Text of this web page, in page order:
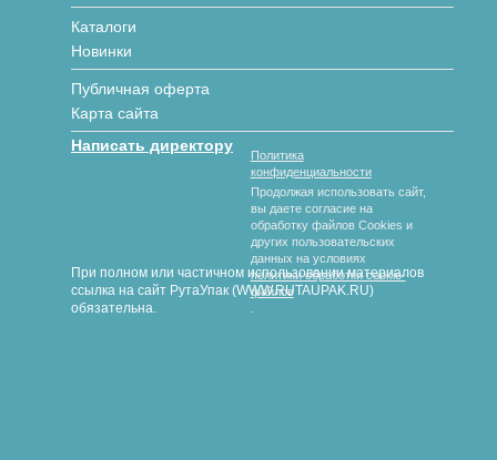
Каталоги
Новинки
Публичная оферта
Карта сайта
Написать директору
При полном или частичном использовании материалов
ссылка на сайт РутаУпак (WWW.RUTAUPAK.RU)
обязательна.
Политика
конфиденциальности
Продолжая использовать сайт,
вы даете согласие на
обработку файлов Cookies и
других пользовательских
данных на условиях
политики обработки cookie-
файлов